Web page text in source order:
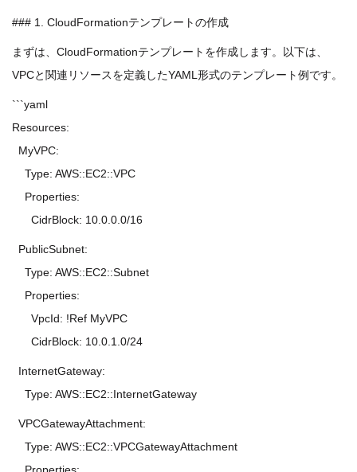
### 1. CloudFormationテンプレートの作成
まずは、CloudFormationテンプレートを作成します。以下は、
VPCと関連リソースを定義したYAML形式のテンプレート例です。
```yaml
Resources:
MyVPC:
Type: AWS::EC2::VPC
Properties:
CidrBlock: 10.0.0.0/16
PublicSubnet:
Type: AWS::EC2::Subnet
Properties:
VpcId: !Ref MyVPC
CidrBlock: 10.0.1.0/24
InternetGateway:
Type: AWS::EC2::InternetGateway
VPCGatewayAttachment:
Type: AWS::EC2::VPCGatewayAttachment